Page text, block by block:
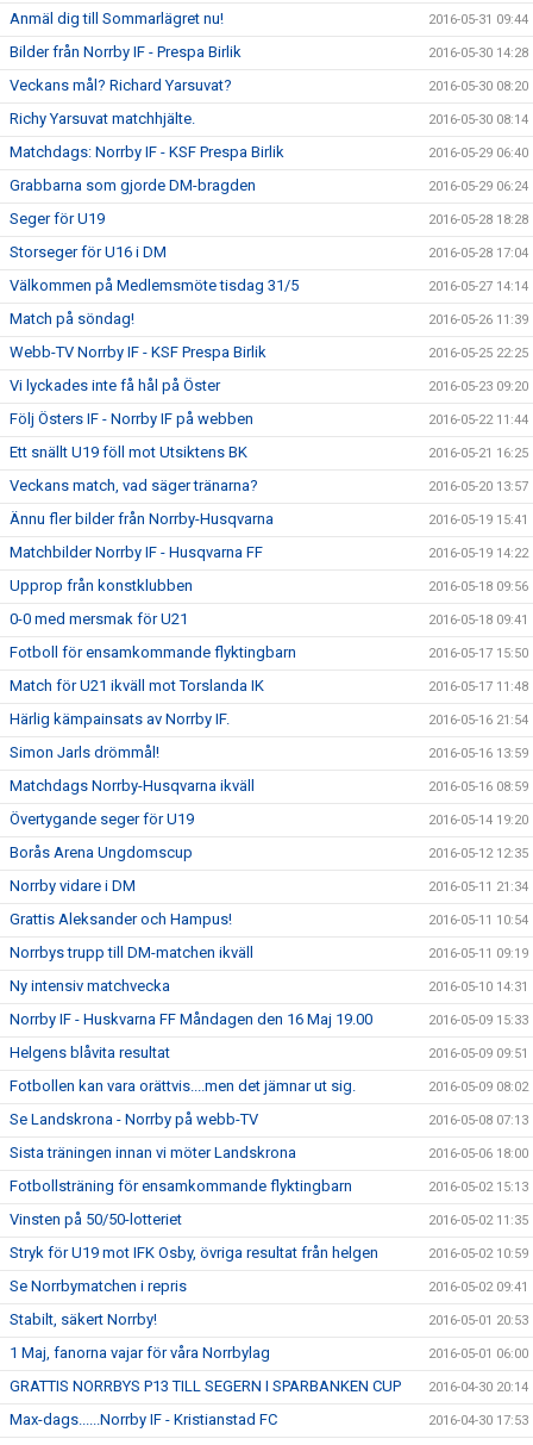
Anmäl dig till Sommarlägret nu! 2016-05-31 09:44
Bilder från Norrby IF - Prespa Birlik 2016-05-30 14:28
Veckans mål? Richard Yarsuvat? 2016-05-30 08:20
Richy Yarsuvat matchhjälte. 2016-05-30 08:14
Matchdags: Norrby IF - KSF Prespa Birlik 2016-05-29 06:40
Grabbarna som gjorde DM-bragden 2016-05-29 06:24
Seger för U19 2016-05-28 18:28
Storseger för U16 i DM 2016-05-28 17:04
Välkommen på Medlemsmöte tisdag 31/5 2016-05-27 14:14
Match på söndag! 2016-05-26 11:39
Webb-TV Norrby IF - KSF Prespa Birlik 2016-05-25 22:25
Vi lyckades inte få hål på Öster 2016-05-23 09:20
Följ Östers IF - Norrby IF på webben 2016-05-22 11:44
Ett snällt U19 föll mot Utsiktens BK 2016-05-21 16:25
Veckans match, vad säger tränarna? 2016-05-20 13:57
Ännu fler bilder från Norrby-Husqvarna 2016-05-19 15:41
Matchbilder Norrby IF - Husqvarna FF 2016-05-19 14:22
Upprop från konstklubben 2016-05-18 09:56
0-0 med mersmak för U21 2016-05-18 09:41
Fotboll för ensamkommande flyktingbarn 2016-05-17 15:50
Match för U21 ikväll mot Torslanda IK 2016-05-17 11:48
Härlig kämpainsats av Norrby IF. 2016-05-16 21:54
Simon Jarls drömmål! 2016-05-16 13:59
Matchdags Norrby-Husqvarna ikväll 2016-05-16 08:59
Övertygande seger för U19 2016-05-14 19:20
Borås Arena Ungdomscup 2016-05-12 12:35
Norrby vidare i DM 2016-05-11 21:34
Grattis Aleksander och Hampus! 2016-05-11 10:54
Norrbys trupp till DM-matchen ikväll 2016-05-11 09:19
Ny intensiv matchvecka 2016-05-10 14:31
Norrby IF - Huskvarna FF Måndagen den 16 Maj 19.00 2016-05-09 15:33
Helgens blåvita resultat 2016-05-09 09:51
Fotbollen kan vara orättvis....men det jämnar ut sig. 2016-05-09 08:02
Se Landskrona - Norrby på webb-TV 2016-05-08 07:13
Sista träningen innan vi möter Landskrona 2016-05-06 18:00
Fotbollsträning för ensamkommande flyktingbarn 2016-05-02 15:13
Vinsten på 50/50-lotteriet 2016-05-02 11:35
Stryk för U19 mot IFK Osby, övriga resultat från helgen 2016-05-02 10:59
Se Norrbymatchen i repris 2016-05-02 09:41
Stabilt, säkert Norrby! 2016-05-01 20:53
1 Maj, fanorna vajar för våra Norrbylag 2016-05-01 06:00
GRATTIS NORRBYS P13 TILL SEGERN I SPARBANKEN CUP 2016-04-30 20:14
Max-dags......Norrby IF - Kristianstad FC 2016-04-30 17:53